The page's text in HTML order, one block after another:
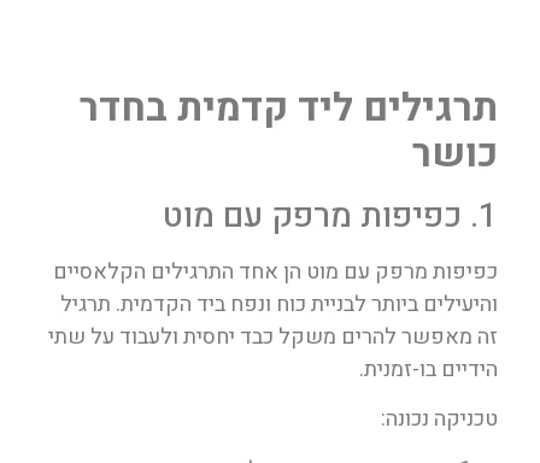
תרגילים ליד קדמית בחדר
כושר
1. כפיפות מרפק עם מוט
כפיפות מרפק עם מוט הן אחד התרגילים הקלאסיים
והיעילים ביותר לבניית כוח ונפח ביד הקדמית. תרגיל
זה מאפשר להרים משקל כבד יחסית ולעבוד על שתי
הידיים בו-זמנית.
טכניקה נכונה: